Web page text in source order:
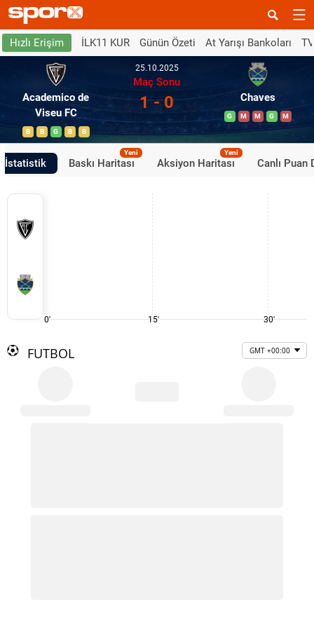
Hızlı Erişim İLK11 KUR Günün Özeti At Yarışı Bankoları
Academico de
Viseu FC
B B G B B
25.10.2025
Maç Sonu
1 - 0 Chaves
G M M G M
İstatistik Baskı Haritası
Yeni
Aksiyon Haritası
Yeni
Canlı Puan
0' 15' 30'
FUTBOL GMT +00:00